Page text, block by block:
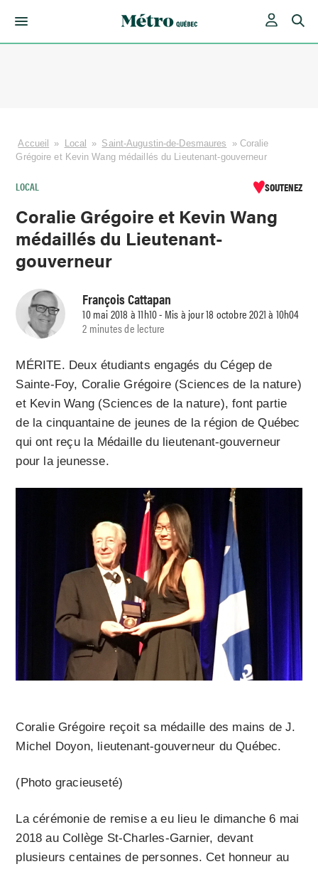
Accueil » Local » Saint-Augustin-de-Desmaures » Coralie
Grégoire et Kevin Wang médaillés du Lieutenant-gouverneur
LOCAL SOUTENEZ
Coralie Grégoire et Kevin Wang
médaillés du Lieutenant-
gouverneur
François Cattapan
10 mai 2018 à 11h10 - Mis à jour 18 octobre 2021 à 10h04
2 minutes de lecture
MÉRITE. Deux étudiants engagés du Cégep de
Sainte-Foy, Coralie Grégoire (Sciences de la nature)
et Kevin Wang (Sciences de la nature), font partie
de la cinquantaine de jeunes de la région de Québec
qui ont reçu la Médaille du lieutenant-gouverneur
pour la jeunesse.
Coralie Grégoire reçoit sa médaille des mains de J.
Michel Doyon, lieutenant-gouverneur du Québec.
(Photo gracieuseté)
La cérémonie de remise a eu lieu le dimanche 6 mai
2018 au Collège St-Charles-Garnier, devant
plusieurs centaines de personnes. Cet honneur au